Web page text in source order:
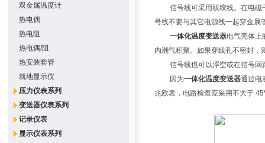
双金属温度计
热电偶
热电阻
热电偶/阻
热安装套管
就地显示仪
压力仪表系列
变送器仪表系列
记录仪表
显示仪表系列
信号线可采用双绞线。在电
号线不要与其它电源线一起穿金属
一体化温度变送器电气壳体上
内潮气积聚。如果穿线孔不密封，
信号线也可以浮空或在信号
因为一体化温度变送器通过电
兆欧表，电路检查应采用不大于